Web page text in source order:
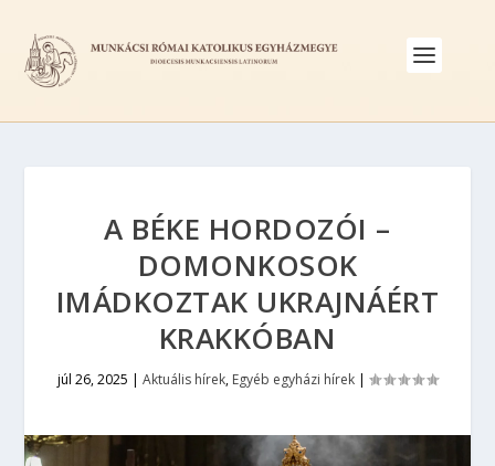
A BÉKE HORDOZÓI –
DOMONKOSOK
IMÁDKOZTAK UKRAJNÁÉRT
KRAKKÓBAN
júl 26, 2025 | Aktuális hírek, Egyéb egyházi hírek |